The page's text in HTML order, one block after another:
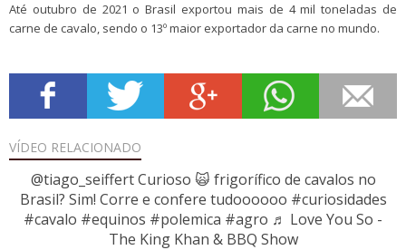
Até outubro de 2021 o Brasil exportou mais de 4 mil toneladas de
carne de cavalo, sendo o 13º maior exportador da carne no mundo.
VÍDEO RELACIONADO
@tiago_seiffertCurioso 🙀 frigorífico de cavalos no
Brasil? Sim! Corre e confere tudoooooo #curiosidades
#cavalo #equinos #polemica #agro ♬ Love You So -
The King Khan & BBQ Show